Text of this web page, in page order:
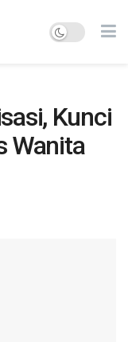
Kunci
Wanita